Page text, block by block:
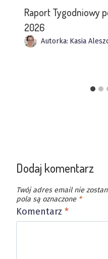
Raport Tygodniowy
2026
Autorka: Kasia
Dodaj komentarz
Twój adres email nie
pola są oznaczone *
Komentarz *